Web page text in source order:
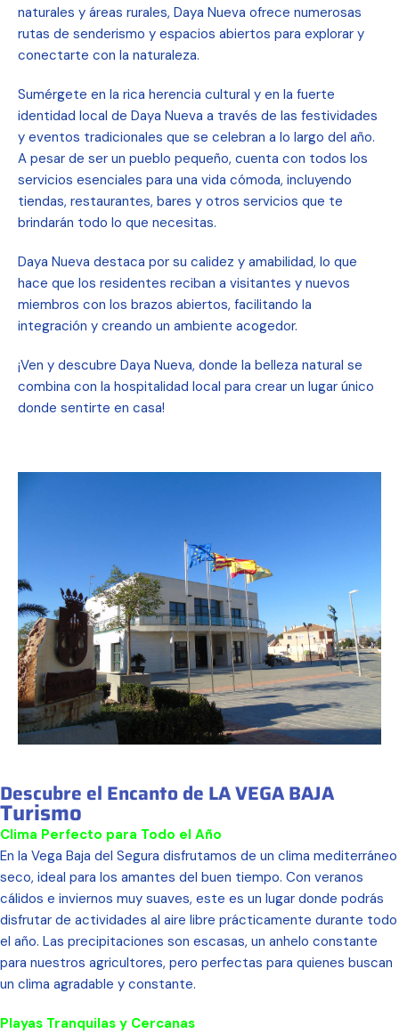
naturales y áreas rurales, Daya Nueva ofrece numerosas
rutas de senderismo y espacios abiertos para explorar y
conectarte con la naturaleza.
Sumérgete en la rica herencia cultural y en la fuerte
identidad local de Daya Nueva a través de las festividades
y eventos tradicionales que se celebran a lo largo del año.
A pesar de ser un pueblo pequeño, cuenta con todos los
servicios esenciales para una vida cómoda, incluyendo
tiendas, restaurantes, bares y otros servicios que te
brindarán todo lo que necesitas.
Daya Nueva destaca por su calidez y amabilidad, lo que
hace que los residentes reciban a visitantes y nuevos
miembros con los brazos abiertos, facilitando la
integración y creando un ambiente acogedor.
¡Ven y descubre Daya Nueva, donde la belleza natural se
combina con la hospitalidad local para crear un lugar único
donde sentirte en casa!
Descubre el Encanto de LA VEGA BAJA
Turismo
Clima Perfecto para Todo el Año
En la Vega Baja del Segura disfrutamos de un clima mediterráneo
seco, ideal para los amantes del buen tiempo. Con veranos
cálidos e inviernos muy suaves, este es un lugar donde podrás
disfrutar de actividades al aire libre prácticamente durante todo
el año. Las precipitaciones son escasas, un anhelo constante
para nuestros agricultores, pero perfectas para quienes buscan
un clima agradable y constante.
Playas Tranquilas y Cercanas